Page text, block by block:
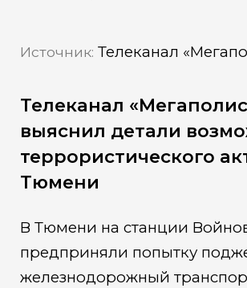
Источник: Телеканал
Телеканал
выяснил детали
террористического
Тюмени
В Тюмени на станции
предприняли попытку
железнодорожный